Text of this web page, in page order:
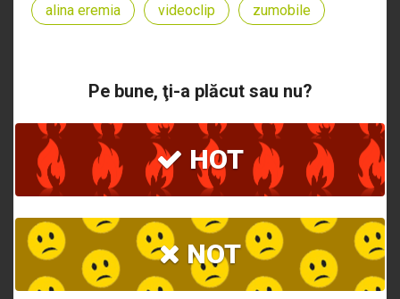
alina eremia videoclip zumobile
Pe bune, ţi-a plăcut sau nu?
HOT
NOT